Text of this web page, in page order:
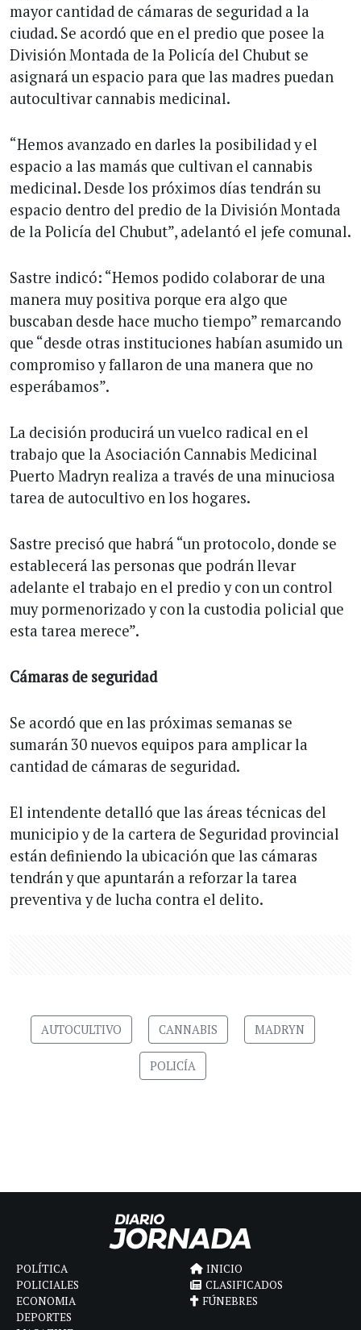
mayor cantidad de cámaras de seguridad a la
ciudad. Se acordó que en el predio que posee la
División Montada de la Policía del Chubut se
asignará un espacio para que las madres puedan
autocultivar cannabis medicinal.
“Hemos avanzado en darles la posibilidad y el
espacio a las mamás que cultivan el cannabis
medicinal. Desde los próximos días tendrán su
espacio dentro del predio de la División Montada
de la Policía del Chubut”, adelantó el jefe comunal.
Sastre indicó: “Hemos podido colaborar de una
manera muy positiva porque era algo que
buscaban desde hace mucho tiempo” remarcando
que “desde otras instituciones habían asumido un
compromiso y fallaron de una manera que no
esperábamos”.
La decisión producirá un vuelco radical en el
trabajo que la Asociación Cannabis Medicinal
Puerto Madryn realiza a través de una minuciosa
tarea de autocultivo en los hogares.
Sastre precisó que habrá “un protocolo, donde se
establecerá las personas que podrán llevar
adelante el trabajo en el predio y con un control
muy pormenorizado y con la custodia policial que
esta tarea merece”.
Cámaras de seguridad
Se acordó que en las próximas semanas se
sumarán 30 nuevos equipos para amplicar la
cantidad de cámaras de seguridad.
El intendente detalló que las áreas técnicas del
municipio y de la cartera de Seguridad provincial
están definiendo la ubicación que las cámaras
tendrán y que apuntarán a reforzar la tarea
preventiva y de lucha contra el delito.
AUTOCULTIVO CANNABIS MADRYN
POLICÍA
POLÍTICA
POLICIALES
ECONOMIA
DEPORTES
INICIO
CLASIFICADOS
FÚNEBRES